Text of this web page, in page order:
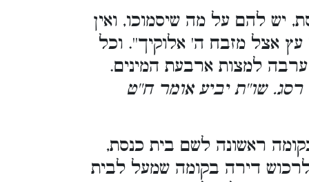
יש להם על מה שיסמוכו, ואין
אצל מזבח ה' אלוקיך''. וכל
למצות ארבעת המינים.
שו''ת יביע אומר ח''ט
ראשונה לשם בית כנסת,
דירה בקומה שמעל לבית